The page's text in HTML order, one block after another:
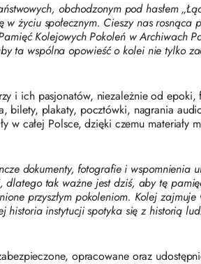
obchodzonym pod hasłem
życiu społecznym. Cieszy nas
Kolejowych Pokoleń w Archiwach
wspólna opowieść o kolei nie tylko
i ich pasjonatów, niezależnie od
bilety, plakaty, pocztówki, nagrania
w całej Polsce, dzięki czemu
dokumenty, fotografie i wspomnienia
tak ważne jest dziś, aby tę
przyszłym pokoleniom. Kolej
historia instytucji spotyka się z historią
opracowane oraz